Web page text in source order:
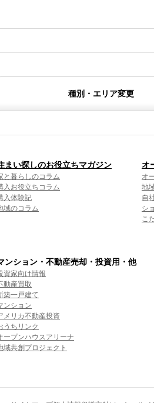
種別・エリア変更
まい探しのお役立ちマガジン
と暮らしのコラム
入お役立ちコラム
入体験記
域のコラム
オ
オ
地
自
シ
こ
ンション・不動産売却・投資用・他
資家向け情報
動産買取
築一戸建て
ンション
メリカ不動産投資
うちリンク
ープンハウスアリーナ
域共創プロジェクト